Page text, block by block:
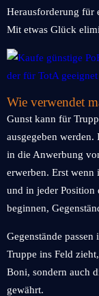
Herausforderung für
Mit etwas Glück
Wie verwendet
Gunst kann für
ausgegeben
in die Anwerbung
erwerben. Erst wenn
und in jeder Position
beginnen,
Gegenstände
Truppe ins Feld
Boni, sondern auch
gewährt.